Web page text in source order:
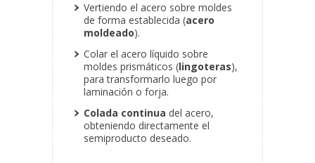
Vertiendo el acero sobre moldes
de forma establecida (acero
moldeado).
Colar el acero líquido sobre
moldes prismáticos (lingoteras),
para transformarlo luego por
laminación o forja.
Colada continua del acero,
obteniendo directamente el
semiproducto deseado.